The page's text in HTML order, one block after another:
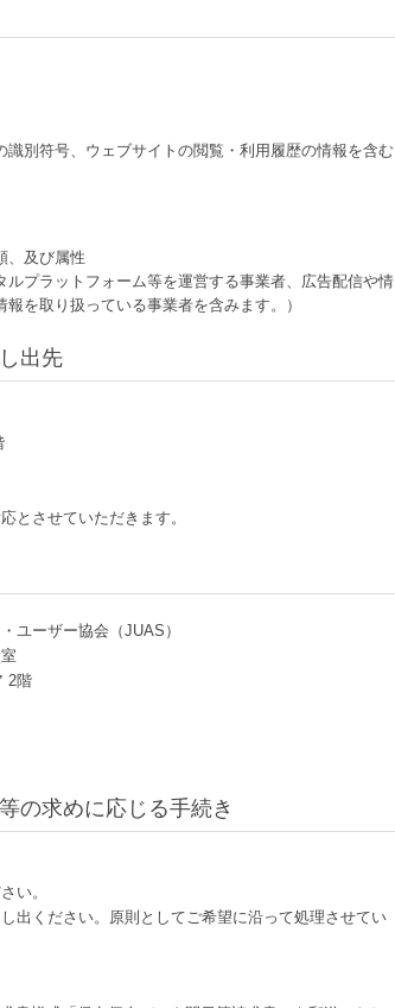
別符号、ウェブサイトの閲覧・利用履歴の情報を含む
、及び属性
プラットフォーム等を運営する事業者、広告配信や情
を取り扱っている事業者を含みます。）
出先
とさせていただきます。
ユーザー協会（JUAS）
2階
の求めに応じる手続き
い。
出ください。原則としてご希望に沿って処理させてい